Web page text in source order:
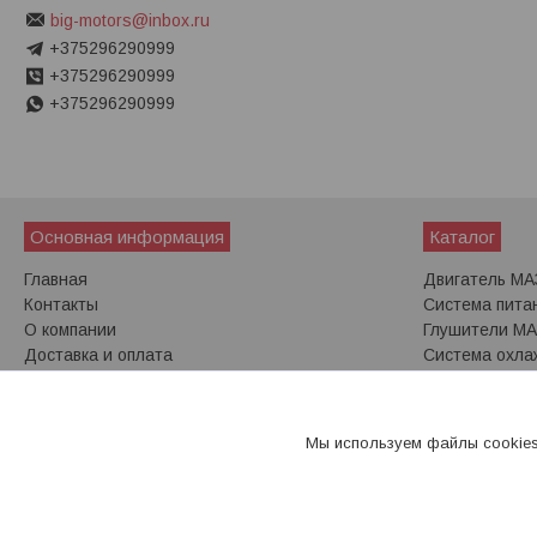
big-motors@inbox.ru
+375296290999
+375296290999
+375296290999
Основная информация
Главная
Контакты
О компании
Доставка и оплата
Каталог
Двигатель
Система
Глушители
Система
Мы используем файлы cookies